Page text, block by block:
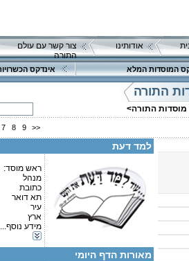
אודותינו
צור קשר עם עולם
התורה
המוסדות המלא אינדקס
התורה
מוסדות התורה>
7 8 9 >>
למד דעת
ראש מוסד:
מנהל
כתובת
תא דואר
עיר
ארץ
מידע נוסף...
טלפון 1:
טלפון 2:
איש קשר:
כולל בירושלים בית מדרש לפנסיונרים רח' חובבי ציון 42
קטגוריות:
מאורות הדף היומי
פרטים נוספים:
טלפון 1:
טלפון 2:
פקס
מספר עמותה:
איש קשר: